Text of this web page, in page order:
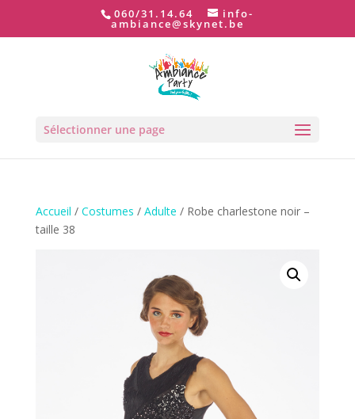
060/31.14.64 info-
ambiance@skynet.be
Sélectionner une page
Accueil / Costumes / Adulte / Robe charlestone noir –
taille 38